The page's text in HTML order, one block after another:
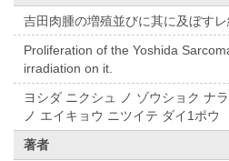
吉田肉腫の増殖並びに其に及ぼす
Proliferation of the Yoshida
irradiation on it.
ヨシダ ニクシュ ノ ゾウショク ナ
ノ エイキョウ ニツイテ ダイ1ポウ
著者